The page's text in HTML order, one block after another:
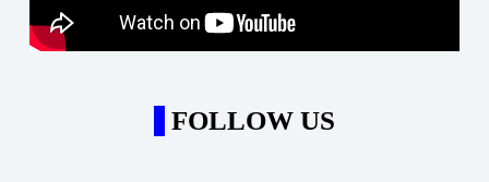
FOLLOW US